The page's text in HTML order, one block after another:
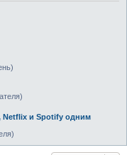
Netflix и Spotify одним